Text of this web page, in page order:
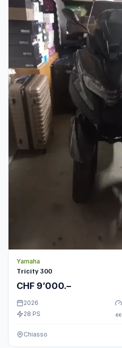
Yamaha
Tricity 300
CHF 9’000.–
2026
28 PS cc
Chiasso